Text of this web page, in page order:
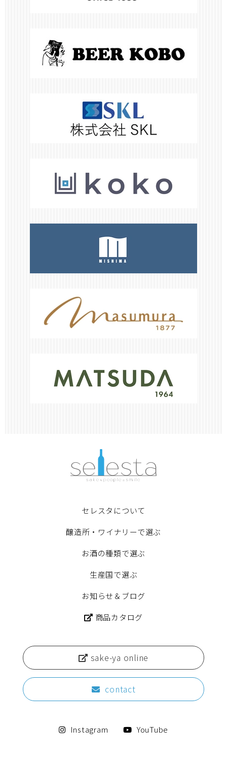
セレスタについて
醸造所・ワイナリーで選ぶ
お酒の種類で選ぶ
生産国で選ぶ
お知らせ＆ブログ
商品カタログ
sake-ya online
contact
Instagram YouTube